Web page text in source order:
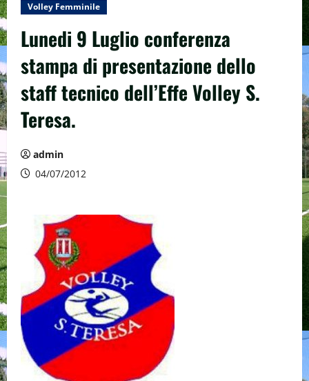
Volley Femminile
Lunedi 9 Luglio conferenza
stampa di presentazione dello
staff tecnico dell’Effe Volley S.
Teresa.
admin
04/07/2012